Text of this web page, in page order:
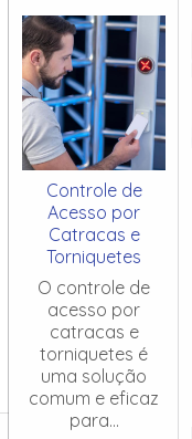
Controle de
Acesso por
Catracas e
Torniquetes
O controle de
acesso por
catracas e
torniquetes é
uma solução
comum e eficaz
para...